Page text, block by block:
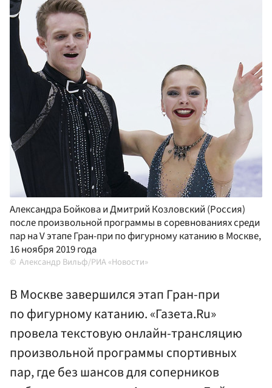
Александра Бойкова и Дмитрий Козловский (Россия)
после произвольной программы в соревнованиях среди
пар на V этапе Гран-при по фигурному катанию в Москве,
16 ноября 2019 года
Александр Вильф/РИА «Новости»
В Москве завершился этап Гран-при
по фигурному катанию. «Газета.Ru»
провела текстовую онлайн-трансляцию
произвольной программы спортивных
пар, где без шансов для соперников